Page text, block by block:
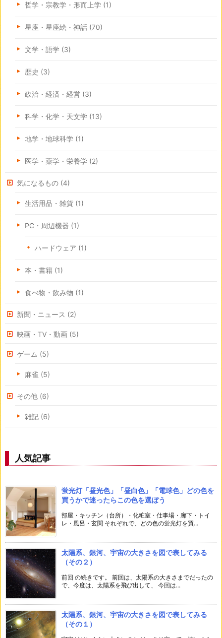
哲学・宗教学・形而上学 (1)
星座・星座絵・神話 (70)
文学・語学 (3)
歴史 (3)
政治・経済・経営 (3)
科学・化学・天文学 (13)
地学・地球科学 (1)
医学・薬学・栄養学 (2)
気になるもの (4)
生活用品・雑貨 (1)
PC・周辺機器 (1)
ハードウェア (1)
本・書籍 (1)
食べ物・飲み物 (1)
新聞・ニュース (2)
映画・TV・動画 (5)
ゲーム (5)
麻雀 (5)
その他 (6)
雑記 (6)
人気記事
蛍光灯「昼光色」「昼白色」「電球色」どの色を
買うかで迷ったらこの色を選ぼう
部屋・キッチン（台所）・化粧室・仕事場・廊下・トイ
レ・風呂・玄関 それぞれで、どの色の蛍光灯を買...
太陽系、銀河、宇宙の大きさを図で表してみる
（その２）
前回 の続きです。 前回は、太陽系の大きさまでだったの
で、今度は、太陽系を飛び出して、 今回は...
太陽系、銀河、宇宙の大きさを図で表してみる
（その１）